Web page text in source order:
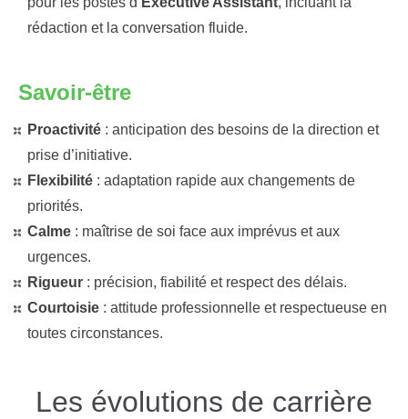
rédaction et la conversation fluide.
Savoir-être
Proactivité : anticipation des besoins de la direction et
prise d’initiative.
Flexibilité : adaptation rapide aux changements de
priorités.
Calme : maîtrise de soi face aux imprévus et aux
urgences.
Rigueur : précision, fiabilité et respect des délais.
Courtoisie : attitude professionnelle et respectueuse en
toutes circonstances.
Les évolutions de carrière